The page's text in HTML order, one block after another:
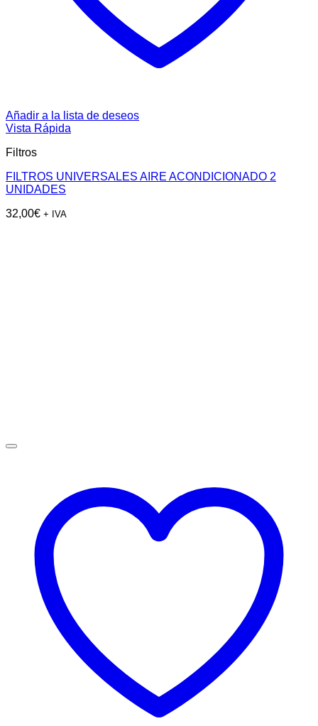
Añadir a la lista de deseos
Vista Rápida
Filtros
FILTROS UNIVERSALES AIRE ACONDICIONADO 2
UNIDADES
32,00€ + IVA